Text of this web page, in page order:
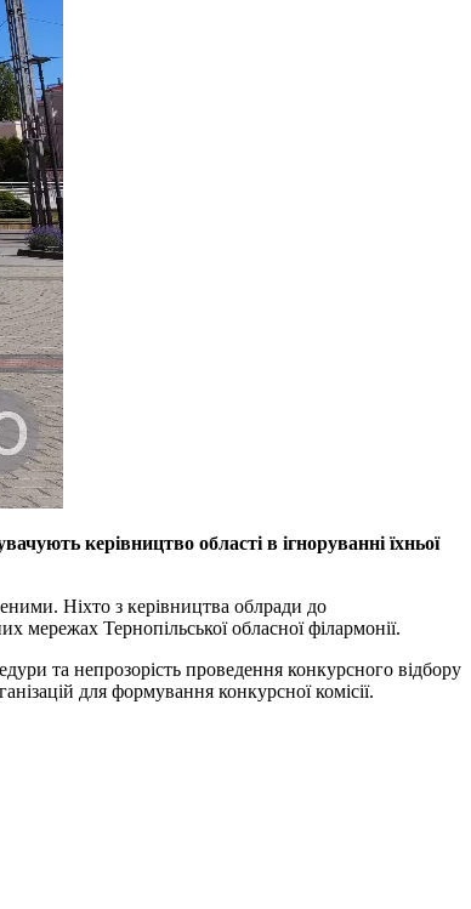
керівництво області в ігноруванні їхньої
Ніхто з керівництва облради до
мережах Тернопільської обласної філармонії.
та непрозорість проведення конкурсного відбору
для формування конкурсної комісії.